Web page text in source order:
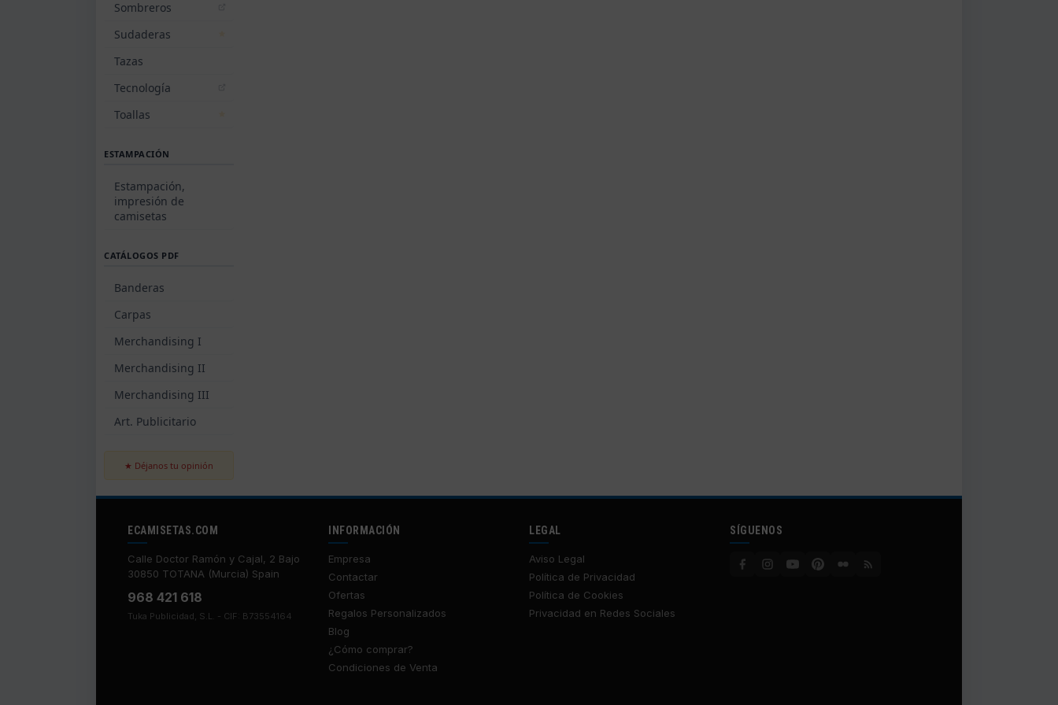
Sombreros
Sudaderas
Tazas
Tecnología
Toallas
ESTAMPACIÓN
Estampación,
impresión de
camisetas
CATÁLOGOS PDF
Banderas
Carpas
Merchandising I
Merchandising II
Merchandising III
Art. Publicitario
★ Déjanos tu opinión
ECAMISETAS.COM
Calle Doctor Ramón y Cajal, 2 Bajo
30850 TOTANA (Murcia) Spain
968 421 618
Tuka Publicidad, S.L. - CIF: B73554164
INFORMACIÓN
Empresa
Contactar
Ofertas
Regalos Personalizados
Blog
¿Cómo comprar?
Condiciones de Venta
LEGAL
Aviso Legal
Política de Privacidad
Política de Cookies
Privacidad en Redes Sociales
SÍGUENOS